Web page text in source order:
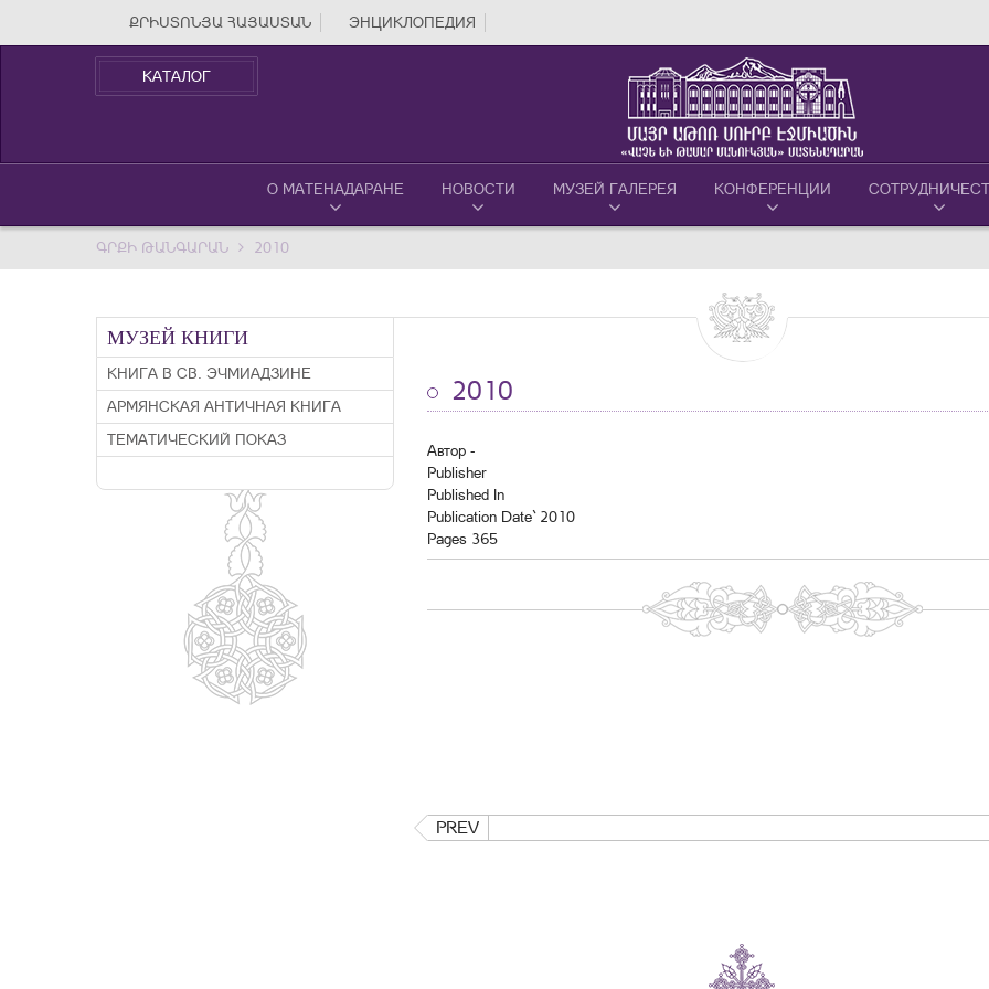
ՔՐԻՍՏՈՆՅԱ ՀԱՅԱՍՏԱՆ ЭНЦИКЛОПЕДИЯ
КАТАЛОГ
О МАТЕНАДАРАНЕ НОВОСТИ МУЗЕЙ ГАЛЕРЕЯ КОНФЕРЕНЦИИ
ԳՐՔԻ ԹԱՆԳԱՐԱՆ 2010
МУЗЕЙ КНИГИ
КНИГА В СВ. ЭЧМИАДЗИНЕ
АРМЯНСКАЯ АНТИЧНАЯ КНИГА
ТЕМАТИЧЕСКИЙ ПОКАЗ
2010
Автор -
Publisher
Published In
Publication Date` 2010
Pages 365
PREV